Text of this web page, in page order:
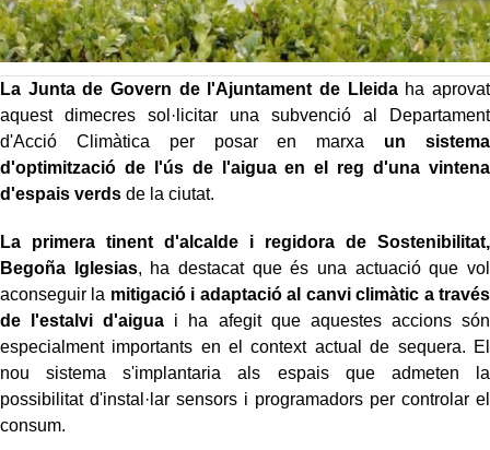
La Junta de Govern de l'Ajuntament de Lleidaha aprovat
aquest dimecres sol·licitar una subvenció al Departament
d'Acció Climàtica per posar en marxa un sistema
d'optimització de l'ús de l'aigua en el reg d'una vintena
d'espais verds de la ciutat.
La primera tinent d'alcalde i regidora de Sostenibilitat,
Begoña Iglesias, ha destacat que és una actuació que vol
aconseguir la mitigació i adaptació al canvi climàtic a través
de l'estalvi d'aigua i ha afegit que aquestes accions són
especialment importants en el context actual de sequera. El
nou sistema s'implantaria als espais que admeten la
possibilitat d'instal·lar sensors i programadors per controlar el
consum.